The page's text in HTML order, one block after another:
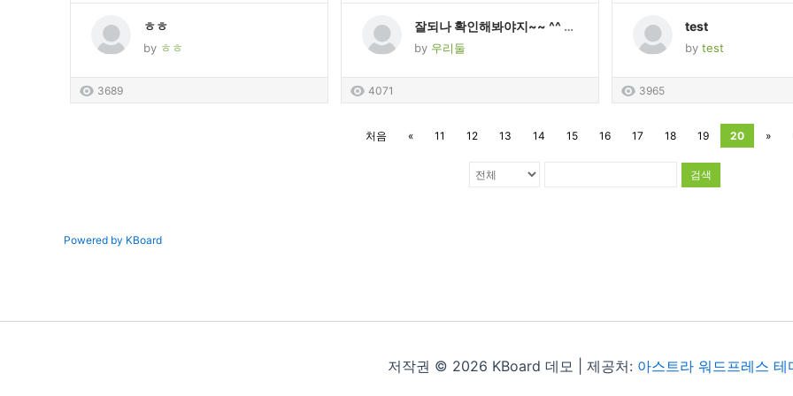
ㅎㅎ
by ㅎㅎ
3689
잘되나 확인해봐야지~~ ^^ 넘좋아요~~
by 우리둘
4071
test
by test
3965
처음 « 11 12 13 14 15 16 17 18 19 20 »
검색
Powered by KBoard
저작권 © 2026 KBoard 데모 | 제공처: 아스트라 워드프레스 테